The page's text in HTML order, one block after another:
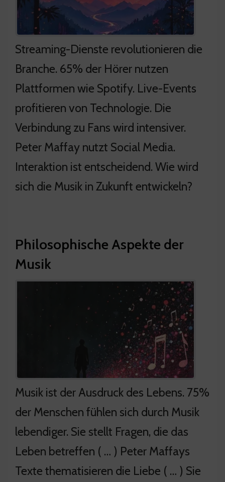
Streaming-Dienste revolutionieren die
Branche. 65% der Hörer nutzen
Plattformen wie Spotify. Live-Events
profitieren von Technologie. Die
Verbindung zu Fans wird intensiver.
Peter Maffay nutzt Social Media.
Interaktion ist entscheidend. Wie wird
sich die Musik in Zukunft entwickeln?
Philosophische Aspekte der
Musik
Musik ist der Ausdruck des Lebens. 75%
der Menschen fühlen sich durch Musik
lebendiger. Sie stellt Fragen, die das
Leben betreffen ( … ) Peter Maffays
Texte thematisieren die Liebe ( … ) Sie